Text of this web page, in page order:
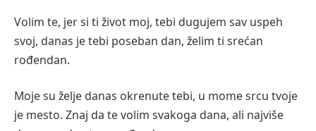
Volim te, jer si ti život moj, tebi dugujem sav uspeh
svoj, danas je tebi poseban dan, želim ti srećan
rođendan.
Moje su želje danas okrenute tebi, u mome srcu tvoje
je mesto. Znaj da te volim svakoga dana, ali najviše